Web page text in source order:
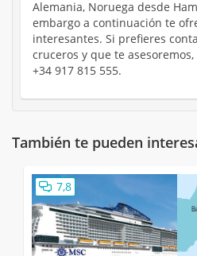
Alemania, Noruega desde
embargo a continuación te
interesantes. Si prefieres
cruceros y que te
+34 917 815 555.
También te pueden
7,8